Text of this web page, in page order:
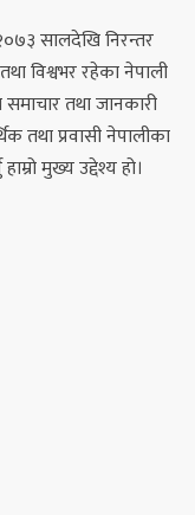
सालदेखि निरन्तर
विश्वभर रहेका नेपाली
तथा जानकारी
तथा प्रवासी नेपालीका
मुख्य उद्देश्य हो।